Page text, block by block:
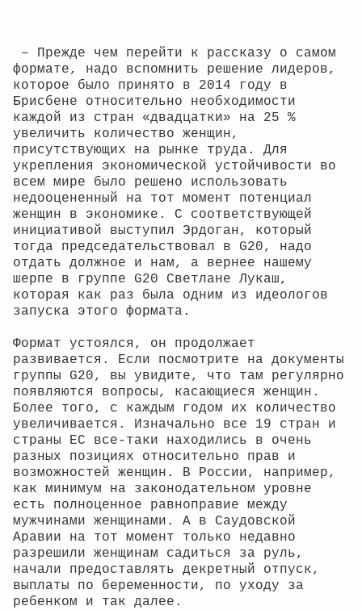
– Прежде чем перейти к рассказу о самом
формате, надо вспомнить решение лидеров,
которое было принято в 2014 году в
Брисбене относительно необходимости
каждой из стран «двадцатки» на 25 %
увеличить количество женщин,
присутствующих на рынке труда. Для
укрепления экономической устойчивости во
всем мире было решено использовать
недооцененный на тот момент потенциал
женщин в экономике. С соответствующей
инициативой выступил Эрдоган, который
тогда председательствовал в G20, надо
отдать должное и нам, а вернее нашему
шерпе в группе G20 Светлане Лукаш,
которая как раз была одним из идеологов
запуска этого формата.
Формат устоялся, он продолжает
развивается. Если посмотрите на документы
группы G20, вы увидите, что там регулярно
появляются вопросы, касающиеся женщин.
Более того, с каждым годом их количество
увеличивается. Изначально все 19 стран и
страны ЕС все-таки находились в очень
разных позициях относительно прав и
возможностей женщин. В России, например,
как минимум на законодательном уровне
есть полноценное равноправие между
мужчинами женщинами. А в Саудовской
Аравии на тот момент только недавно
разрешили женщинам садиться за руль,
начали предоставлять декретный отпуск,
выплаты по беременности, по уходу за
ребенком и так далее.